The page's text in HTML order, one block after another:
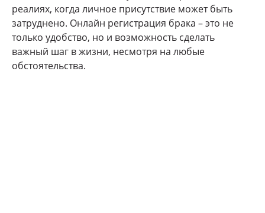
реалиях, когда личное присутствие может быть
затруднено. Онлайн регистрация брака – это не
только удобство, но и возможность сделать
важный шаг в жизни, несмотря на любые
обстоятельства.